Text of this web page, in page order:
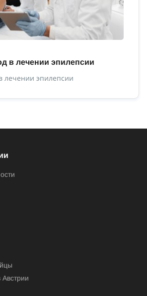
в лечении эпилепсии
лечении эпилепсии
Австрии